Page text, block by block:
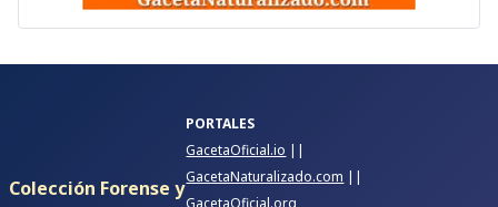
Colección Forense y
PORTALES
GacetaOficial.io ||
GacetaNaturalizado.com ||
GacetaOficial.org